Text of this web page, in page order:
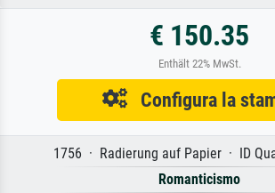
€ 150.35
Enthält 22% MwSt.
Configura la
1756 · Radierung auf Papier · ID
Romanticismo